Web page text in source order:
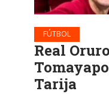
FÚTBOL
Real
Tarija